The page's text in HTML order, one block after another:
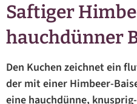
Saftiger
hauchdünner
Den Kuchen zeichnet ein
der mit einer Himbeer-
eine hauchdünne,